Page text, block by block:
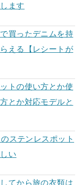
ます
買ったデニムを持
える【レシートが
トの使い方とか使
とか対応モデルと
ステンレスポット
い
てから旅の衣類は